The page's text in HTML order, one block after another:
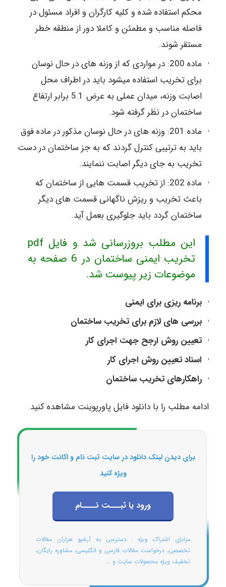
محکم استفاده شده و کلیه کارگران و افراد مسئول در
فاصله مناسب و مطمئن و کاملا دور از منطقه خطر
مستقر شوند.
ماده 200: در مواردی که از وزنه های در حال نوسان
برای تخریب استفاده میشود باید در اطراف محل
اصابت وزنه، میدان عملی به عرض 5.1 برابر ارتفاع
ساختمان در نظر گرفته شود.
ماده 201: وزنه های در حال نوسان مذکور در ماده فوق
باید به ترتیبی کنترل گردند که به جز ساختمان در دست
تخریب به جای دیگر اصابت ننمایند.
ماده 202: از تخریب قسمت هایی از ساختمان که
باعث تخریب و ریزش ناگهانی قسمت های دیگر
ساختمان گردد باید جلوگیری بعمل آید.
این مطلب بروزرسانی شد و فایل pdf
تخریب ایمنی ساختمان در 6 صفحه به
موضوعات زیر پیوست شد.
برنامه ریزی برای ایمنی
بررسی های لازم برای تخریب ساختمان
تعیین روش ارجح جهت اجرای کار
اسناد تعیین روش اجرای کار
راهکارهای تخریب ساختمان
ادامه مطلب را با دانلود فایل پاورپوینت مشاهده کنید.
برای دیدن لینک دانلود در سایت ثبت نام و اکانت خود را
ویژه کنید
ورود یا ثبـــت نــــام
مزایای اشتراک ویژه : دسترسی به آرشیو هزاران مقالات
تخصصی، درخواست مقالات فارسی و انگلیسی، مشاوره رایگان،
تخفیف ویژه محصولات سایت و ...